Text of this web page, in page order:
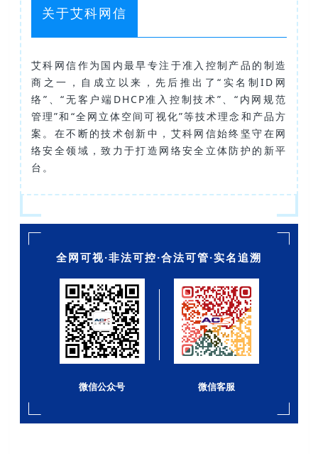
关于艾科网信
艾科网信作为国内最早专注于准入控制产品的制造
商之一，自成立以来，先后推出了“实名制ID网
络”、“无客户端DHCP准入控制技术”、“内网规范
管理”和“全网立体空间可视化”等技术理念和产品方
案。在不断的技术创新中，艾科网信始终坚守在网
络安全领域，致力于打造网络安全立体防护的新平
台。
全网可视·非法可控·合法可管·实名追溯
微信公众号 微信客服